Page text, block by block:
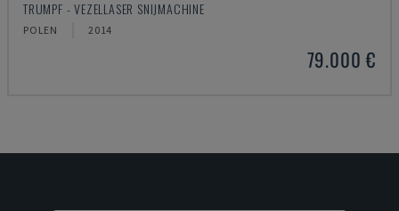
TRUMPF - VEZELLASER SNIJMACHINE
POLEN 2014
79.000 €